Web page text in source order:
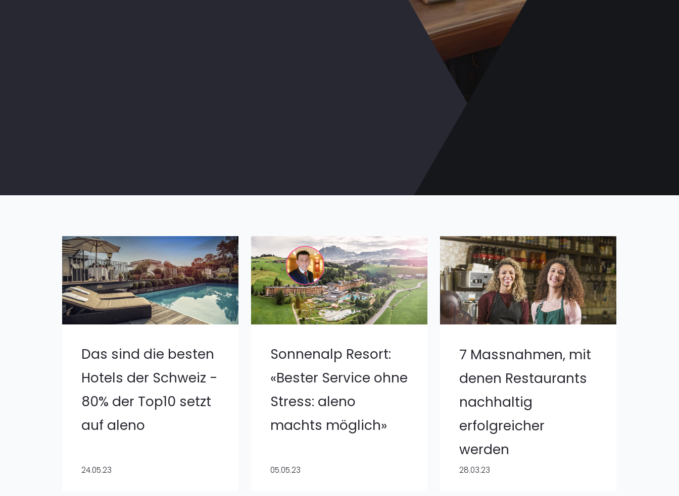
Das sind die besten
Hotels der Schweiz -
80% der Top10 setzt
auf aleno
24.05.23
Sonnenalp Resort:
«Bester Service ohne
Stress: aleno
machts möglich»
05.05.23
7 Massnahmen, mit
denen Restaurants
nachhaltig
erfolgreicher
werden
28.03.23